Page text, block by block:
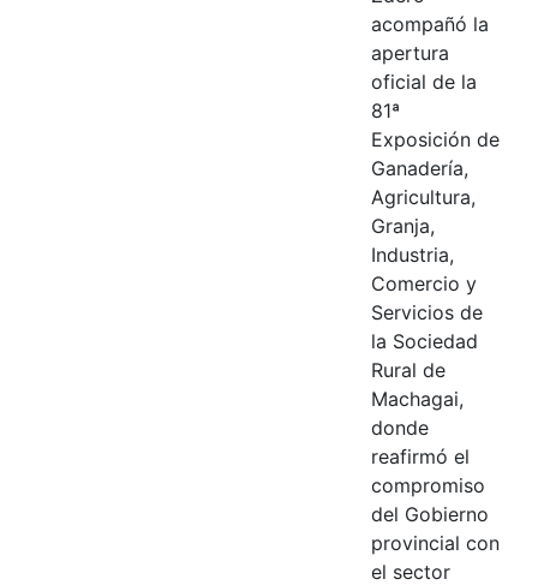
acompañó la
apertura
oficial de la
81ª
Exposición de
Ganadería,
Agricultura,
Granja,
Industria,
Comercio y
Servicios de
la Sociedad
Rural de
Machagai,
donde
reafirmó el
compromiso
del Gobierno
provincial con
el sector